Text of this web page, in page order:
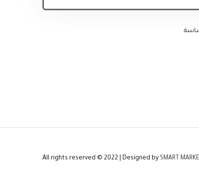
All rights reserved © 2022 | Designed by SMART